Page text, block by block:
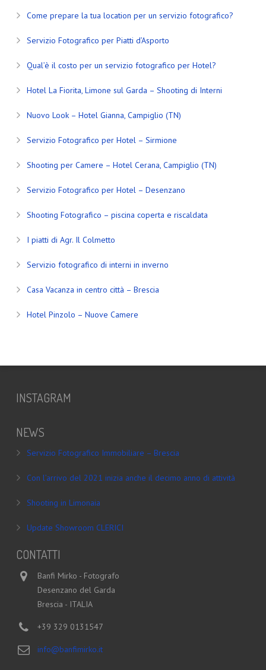
Come prepare la tua location per un servizio fotografico?
Servizio Fotografico per Piatti d’Asporto
Qual’è il costo per un servizio fotografico per Hotel?
Hotel La Fiorita, Limone sul Garda – Shooting di Interni
Nuovo Look – Hotel Gianna, Campiglio (TN)
Servizio Fotografico per Hotel – Sirmione
Shooting per Camere – Hotel Cerana, Campiglio (TN)
Servizio Fotografico per Hotel – Desenzano
Shooting Fotografico – piscina coperta e riscaldata
I piatti di Agr. Il Colmetto
Servizio fotografico di interni in inverno
Casa Vacanza in centro città – Brescia
Hotel Pinzolo – Nuove Camere
INSTAGRAM
NEWS
Servizio Fotografico Immobiliare – Brescia
Con l’arrivo del 2021 inizia anche il decimo anno di attività
Shooting in Limonaia
Update Showroom CLERICI
CONTATTI
Banfi Mirko - Fotografo
Desenzano del Garda
Brescia - ITALIA
+39 329 0131547
info@banfimirko.it